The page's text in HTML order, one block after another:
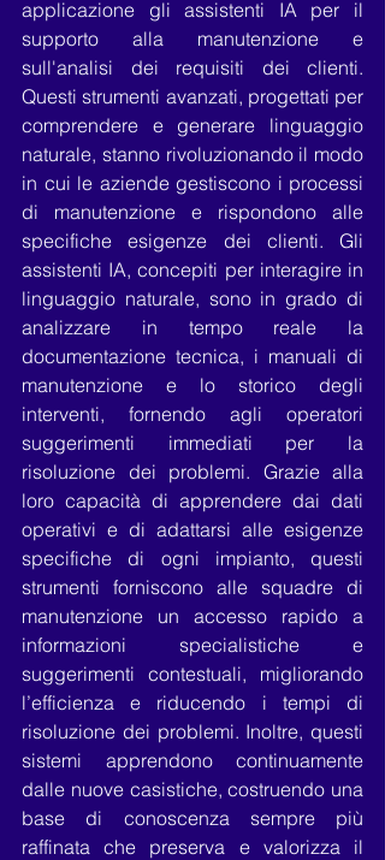
applicazione gli assistenti IA per il
supporto alla manutenzione e
sull'analisi dei requisiti dei clienti.
Questi strumenti avanzati, progettati per
comprendere e generare linguaggio
naturale, stanno rivoluzionando il modo
in cui le aziende gestiscono i processi
di manutenzione e rispondono alle
specifiche esigenze dei clienti. Gli
assistenti IA, concepiti per interagire in
linguaggio naturale, sono in grado di
analizzare in tempo reale la
documentazione tecnica, i manuali di
manutenzione e lo storico degli
interventi, fornendo agli operatori
suggerimenti immediati per la
risoluzione dei problemi. Grazie alla
loro capacità di apprendere dai dati
operativi e di adattarsi alle esigenze
specifiche di ogni impianto, questi
strumenti forniscono alle squadre di
manutenzione un accesso rapido a
informazioni specialistiche e
suggerimenti contestuali, migliorando
l’efficienza e riducendo i tempi di
risoluzione dei problemi. Inoltre, questi
sistemi apprendono continuamente
dalle nuove casistiche, costruendo una
base di conoscenza sempre più
raffinata che preserva e valorizza il